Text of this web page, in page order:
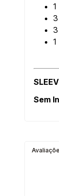
1
1
Sem